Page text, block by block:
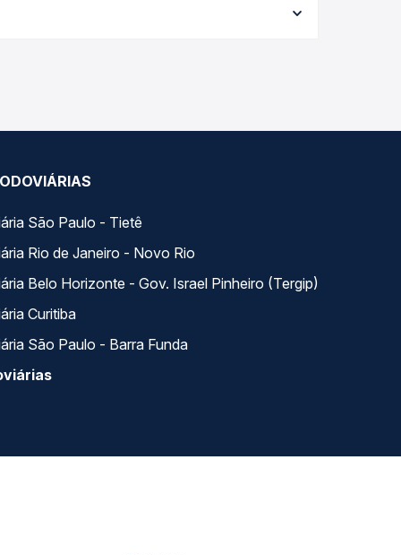
em tempo real e garante a melhor oferta
São Paulo - Tietê
Rio de Janeiro - Novo Rio
Belo Horizonte - Gov. Israel Pinheiro (Tergip)
Curitiba
São Paulo - Barra Funda